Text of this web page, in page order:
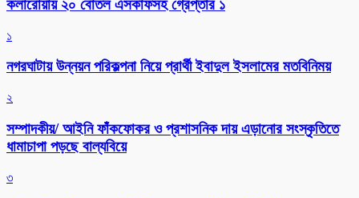
কলারোয়ায় ২০ বোতল এসকাফসহ গ্রেপ্তার ১
১
নগরঘাটায় উন্নয়ন পরিকল্পনা নিয়ে প্রার্থী ইবাদুল ইসলামের মতবিনিময়
২
সম্পাদকীয়/ আইনি ফাঁকফোকর ও প্রশাসনিক দায় এড়ানোর সংস্কৃতিতে
ধামাচাপা পড়ছে বাল্যবিয়ে
৩